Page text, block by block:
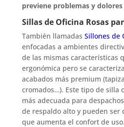
previene problemas y dolores
Sillas de Oficina Rosas
También llamadas Sillones de
enfocadas a ambientes
de las mismas características
ergonómica pero se
acabados más premium
cromados…). Este tipo de silla
más adecuada para
de respaldo alto y pueden ser
que aumenta el confort de uso.